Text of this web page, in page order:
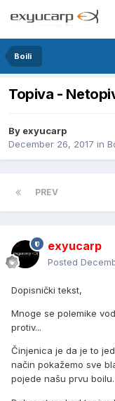
Boili
Topiva -
By exyucarp
December 26, 2017 in
PREV
exyucarp
Posted
Dopisnički tekst,
Mnoge se polemike
protiv...
Činjenica je da je to
način pokažemo sve
pojede našu prvu boilu.